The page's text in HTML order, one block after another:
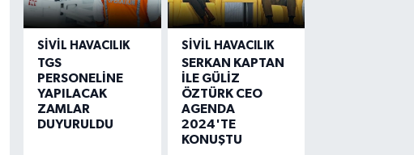
SIVIL HAVACILIK
TGS
PERSONELİNE
YAPILACAK
ZAMLAR
DUYURULDU
SIVIL HAVACILIK
SERKAN KAPTAN
İLE GÜLİZ
ÖZTÜRK CEO
AGENDA
2024'TE
KONUŞTU